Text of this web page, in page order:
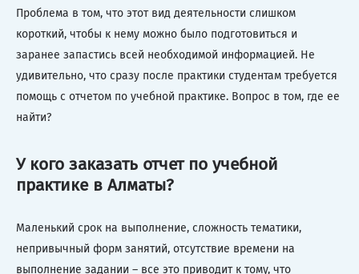
Проблема в том, что этот вид деятельности слишком
короткий, чтобы к нему можно было подготовиться и
заранее запастись всей необходимой информацией. Не
удивительно, что сразу после практики студентам требуется
помощь с отчетом по учебной практике. Вопрос в том, где ее
найти?
У кого заказать отчет по учебной
практике в Алматы?
Маленький срок на выполнение, сложность тематики,
непривычный форм занятий, отсутствие времени на
выполнение задании – все это приводит к тому, что